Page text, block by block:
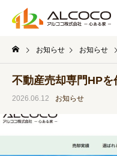
お知らせ お知らせ
不動産売却専門HPを
2026.06.12 お知らせ